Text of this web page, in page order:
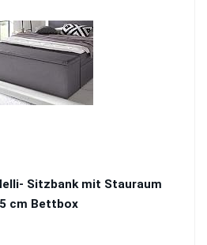
Sitzbank mit Stauraum
cm Bettbox
Boxspringbetten und